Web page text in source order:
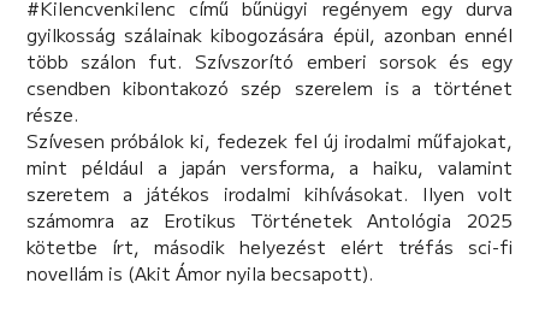
#Kilencvenkilenc című bűnügyi regényem egy durva
gyilkosság szálainak kibogozására épül, azonban ennél
több szálon fut. Szívszorító emberi sorsok és egy
csendben kibontakozó szép szerelem is a történet
része.
Szívesen próbálok ki, fedezek fel új irodalmi műfajokat,
mint például a japán versforma, a haiku, valamint
szeretem a játékos irodalmi kihívásokat. Ilyen volt
számomra az Erotikus Történetek Antológia 2025
kötetbe írt, második helyezést elért tréfás sci-fi
novellám is (Akit Ámor nyila becsapott).